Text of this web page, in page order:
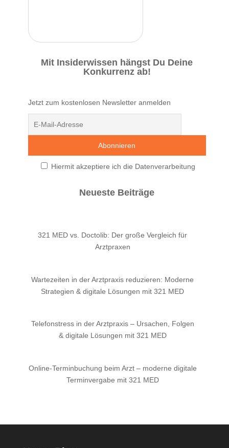
Mit Insiderwissen hängst Du Deine
Konkurrenz ab!
Jetzt zum kostenlosen Newsletter anmelden
Hiermit akzeptiere ich die Datenverarbeitung
Neueste Beiträge
321 MED vs. Doctolib: Der große Vergleich für
Arztpraxen
Wartezeiten in der Arztpraxis reduzieren: Moderne
Strategien & digitale Lösungen mit 321 MED
Telefonstress in der Arztpraxis – Ursachen, Folgen
& digitale Lösungen mit 321 MED
Online-Terminbuchung beim Arzt – moderne digitale
Terminvergabe mit 321 MED